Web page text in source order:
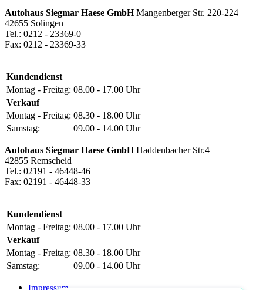
Autohaus Siegmar Haese GmbHMangenberger Str. 220-224
42655 Solingen
Tel.: 0212 - 23369-0
Fax: 0212 - 23369-33
Kundendienst
Montag - Freitag: 08.00 - 17.00 Uhr
Verkauf
Montag - Freitag: 08.30 - 18.00 Uhr
Samstag:
09.00 - 14.00 Uhr
Autohaus Siegmar Haese GmbHHaddenbacher Str.4
42855 Remscheid
Tel.: 02191 - 46448-46
Fax: 02191 - 46448-33
Kundendienst
Montag - Freitag: 08.00 - 17.00 Uhr
Verkauf
Montag - Freitag: 08.30 - 18.00 Uhr
Samstag:
09.00 - 14.00 Uhr
Impressum